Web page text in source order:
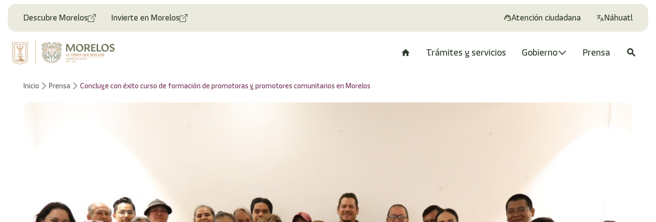
Descubre Morelos Invierte en Morelos Atención ciudadana Náhuatl
Trámites y servicios Gobierno Prensa search
Inicio Prensa Concluye con éxito curso de formación de promotoras y promotores comunitarios en Morelos